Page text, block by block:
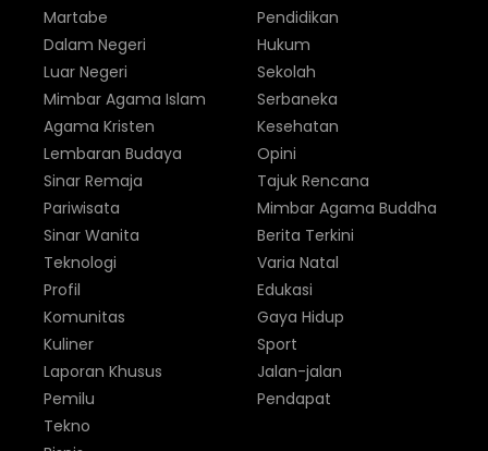
Martabe
Dalam Negeri
Luar Negeri
Pendidikan
Hukum
Sekolah
Mimbar Agama Islam
Agama Kristen
Lembaran Budaya
Sinar Remaja
Pariwisata
Sinar Wanita
Serbaneka
Kesehatan
Opini
Tajuk Rencana
Mimbar Agama Buddha
Berita Terkini
Teknologi
Profil
Komunitas
Kuliner
Laporan Khusus
Pemilu
Varia Natal
Edukasi
Gaya Hidup
Sport
Jalan-jalan
Pendapat
Tekno